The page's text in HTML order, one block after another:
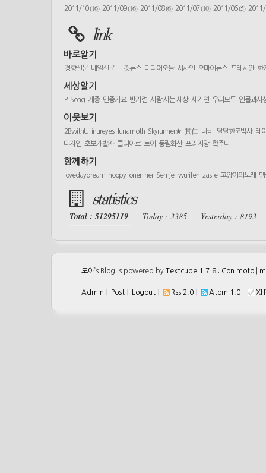
2011/10(16) 2011/09(16) 2011/08(6) 2011/07(10) 2011/06(5)
link
바로알기
경향신문 내일신문 노컷뉴스 미디어오늘 시사인 오마이뉴스 프레시안 한
세상알기
PLSong 개종 민중가요 반기련 사람 사는 세상 세기연 우리모두 인물과사
이웃보기
2BwithU inureyes lunamoth Skyrunner★ 其仁 나비 달달한조박사 레
디자인 초보개발자 클리아르 토이 풍림화산 프리지앙 학주니
함께하기
lovedaydream noopy oneniner Semjei wurifen zasfe 고양이의노래
statistics
Total : 51295119 Today : 3385 Yesterday : 8193
도아’s Blog is powered by Textcube 1.7.8 : Con moto
Admin Post Logout Rss 2.0 Atom 1.0